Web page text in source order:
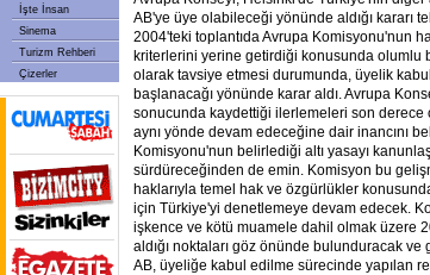
İşte İnsan
Sinema
Turizm Rehberi
Çizerler
AB'ye üye olabileceği yönünde aldığı kararı
2004'teki toplantıda Avrupa Komisyonu'nun
kriterlerini yerine getirdiği konusunda olumlu
olarak tavsiye etmesi durumunda, üyelik
başlanacağı yönünde karar aldı. Avrupa
sonucunda kaydettiği ilerlemeleri son derece
aynı yönde devam edeceğine dair inancını
Komisyonu'nun belirlediği altı yasayı
sürdüreceğinden de emin. Komisyon bu
haklarıyla temel hak ve özgürlükler
için Türkiye'yi denetlemeye devam edecek.
işkence ve kötü muamele dahil olmak üzere
aldığı noktaları göz önünde bulunduracak
AB, üyeliğe kabul edilme sürecinde yapılan